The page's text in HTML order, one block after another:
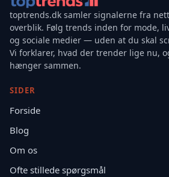
toptrends.dk samler signalerne fra
overblik. Følg trends inden for mode,
og sociale medier — uden at du skal
Vi forklarer, hvad der trender lige nu,
hænger sammen.
SIDER
Forside
Blog
Om os
Ofte stillede spørgsmål